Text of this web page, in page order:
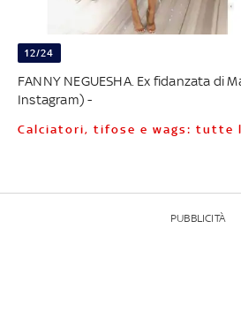
12/24
FANNY NEGUESHA. Ex fidanzata di
Instagram) -
Calciatori, tifose e wags: tutte
PUBBLICITÀ